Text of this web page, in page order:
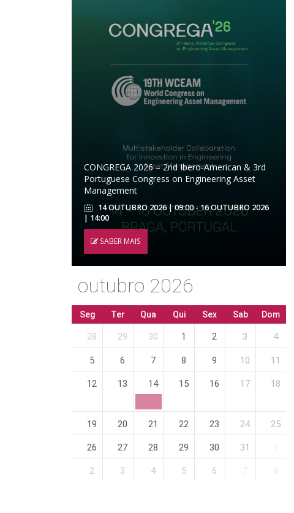
CONGREGA 2026 – 2nd Ibero-American & 3rd
Portuguese Congress on Engineering Asset
Management
14 OUTUBRO 2026 | 09:00 - 16 OUTUBRO 2026
| 14:00
SABER MAIS
outubro 2026
Seg Ter Qua Qui Sex Sab Dom
28 29 30 1 2 3 4
5 6 7 8 9 10 11
12 13 14 15 16 17 18
19 20 21 22 23 24 25
26 27 28 29 30 31
2 3 4 5 6